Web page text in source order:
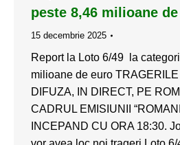
peste 8,46 milioane
15 decembrie 2025
Report la Loto 6/49 la
milioane de euro
DIFUZA, IN DIRECT, PE
CADRUL EMISIUNII
INCEPAND CU ORA 18:30.